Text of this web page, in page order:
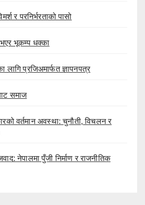
र परनिर्भरताको पासो
भएर भूकम्प धक्का
लागि प्रजिअमार्फत ज्ञापनपत्र
समाज
वर्तमान अवस्था: चुनौती, विचलन र
नेपालमा पुँजी निर्माण र राजनीतिक